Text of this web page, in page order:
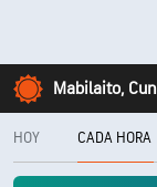
Mabilaito,
HOY CADA HORA